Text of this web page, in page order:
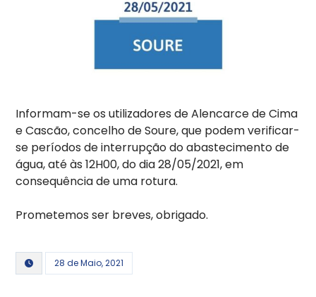
Informam-se os utilizadores de Alencarce de Cima
e Cascão, concelho de Soure, que podem verificar-
se períodos de interrupção do abastecimento de
água, até às 12H00, do dia 28/05/2021, em
consequência de uma rotura.
Prometemos ser breves, obrigado.
28 de Maio, 2021